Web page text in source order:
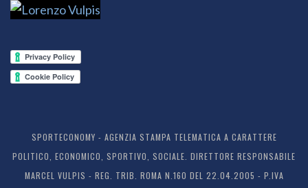
SPORTECONOMY - AGENZIA STAMPA TELEMATICA A CARATTERE
POLITICO, ECONOMICO, SPORTIVO, SOCIALE. DIRETTORE RESPONSABILE
MARCEL VULPIS - REG. TRIB. ROMA N.160 DEL 22.04.2005 - P.IVA